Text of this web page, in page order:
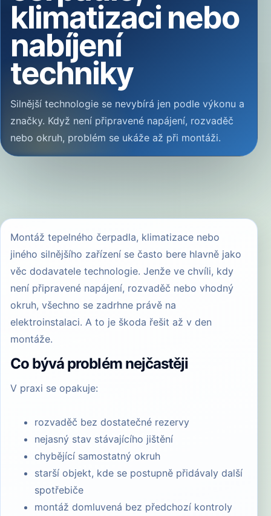
klimatizaci nebo
nabíjení
techniky
Silnější technologie se nevybírá jen podle výkonu a
značky. Když není připravené napájení, rozvaděč
nebo okruh, problém se ukáže až při montáži.
Montáž tepelného čerpadla, klimatizace nebo
jiného silnějšího zařízení se často bere hlavně jako
věc dodavatele technologie. Jenže ve chvíli, kdy
není připravené napájení, rozvaděč nebo vhodný
okruh, všechno se zadrhne právě na
elektroinstalaci. A to je škoda řešit až v den
montáže.
Co bývá problém nejčastěji
V praxi se opakuje:
rozvaděč bez dostatečné rezervy
nejasný stav stávajícího jištění
chybějící samostatný okruh
starší objekt, kde se postupně přidávaly další
spotřebiče
montáž domluvená bez předchozí kontroly